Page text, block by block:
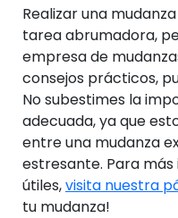
Realizar una
tarea abrumadora,
empresa de
consejos prácticos,
No subestimes la
adecuada, ya que
entre una mudanza
estresante. Para
útiles,visita nuestra
tu mudanza!